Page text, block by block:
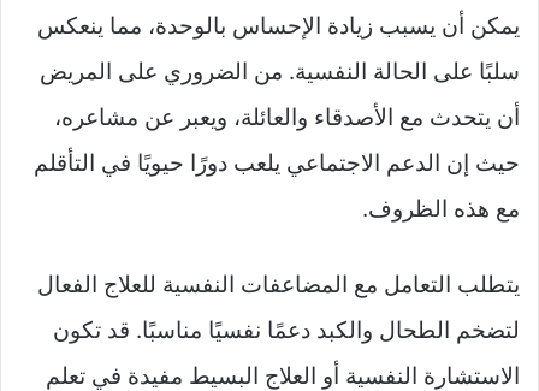
يمكن أن يسبب زيادة الإحساس بالوحدة، مما ينعكس
سلبًا على الحالة النفسية. من الضروري على المريض
أن يتحدث مع الأصدقاء والعائلة، ويعبر عن مشاعره،
حيث إن الدعم الاجتماعي يلعب دورًا حيويًا في التأقلم
مع هذه الظروف.
يتطلب التعامل مع المضاعفات النفسية للعلاج الفعال
لتضخم الطحال والكبد دعمًا نفسيًا مناسبًا. قد تكون
الاستشارة النفسية أو العلاج البسيط مفيدة في تعلم